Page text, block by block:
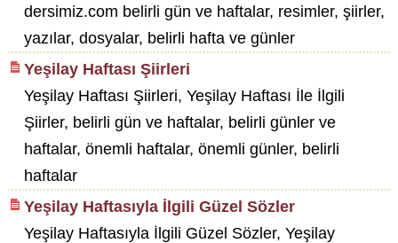
dersimiz.com belirli gün ve haftalar, resimler, şiirler,
yazılar, dosyalar, belirli hafta ve günler
Yeşilay Haftası Şiirleri
Yeşilay Haftası Şiirleri, Yeşilay Haftası İle İlgili
Şiirler, belirli gün ve haftalar, belirli günler ve
haftalar, önemli haftalar, önemli günler, belirli
haftalar
Yeşilay Haftasıyla İlgili Güzel Sözler
Yeşilay Haftasıyla İlgili Güzel Sözler, Yeşilay